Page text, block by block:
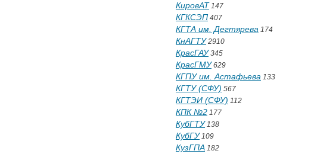
КировАТ 147
КГКСЭП 407
КГТА им. Дегтярева 174
КнАГТУ2910
КрасГАУ345
КрасГМУ629
КГПУ им. Астафьева 133
КГТУ (СФУ) 567
КГТЭИ (СФУ) 112
КПК №2 177
КубГТУ138
КубГУ109
КузГПА 182